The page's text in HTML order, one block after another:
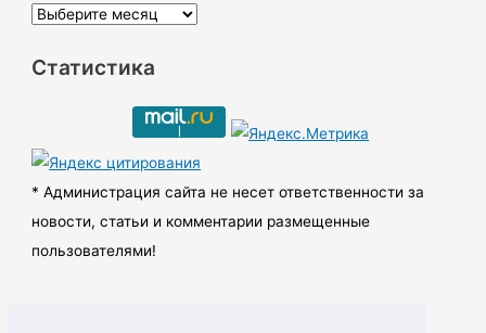
А
х
ы
Статистика
* Администрация сайта не несет ответственности за
новости, статьи и комментарии размещенные
пользователями!